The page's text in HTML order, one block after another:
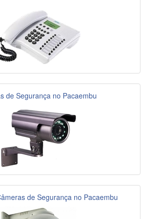
de Segurança no Pacaembu
de Segurança no Pacaembu